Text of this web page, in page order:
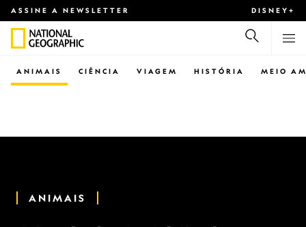
ASSINE A NEWSLETTER DISNEY+
CIÊNCIA VIAGEM
ANIMAIS HISTÓRIA MEIO
ANIMAIS